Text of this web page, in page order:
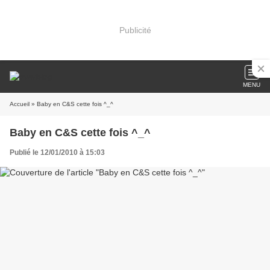
Publicité
MENU
Accueil » Baby en C&S cette fois ^_^
Baby en C&S cette fois ^_^
Publié le 12/01/2010 à 15:03